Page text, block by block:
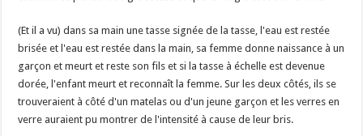
(Et il a vu) dans sa main une tasse signée de la tasse, l'eau est restée
brisée et l'eau est restée dans la main, sa femme donne naissance à un
garçon et meurt et reste son fils et si la tasse à échelle est devenue
dorée, l'enfant meurt et reconnaît la femme. Sur les deux côtés, ils se
trouveraient à côté d'un matelas ou d'un jeune garçon et les verres en
verre auraient pu montrer de l'intensité à cause de leur bris.